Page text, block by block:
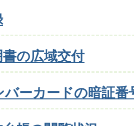
の広域交付
バーカードの暗証番